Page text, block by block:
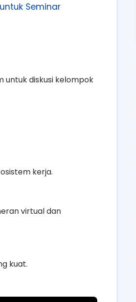
Seminar
untuk diskusi kelompok
kerja.
virtual dan
kuat.